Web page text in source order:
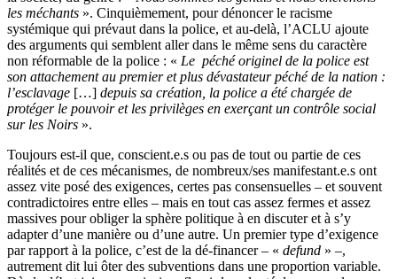
les méchants ». Cinquièmement, pour dénoncer le racisme
systémique qui prévaut dans la police, et au-delà, l’ACLU ajoute
des arguments qui semblent aller dans le même sens du caractère
non réformable de la police : « Le péché originel de la police est
son attachement au premier et plus dévastateur péché de la nation :
l’esclavage […] depuis sa création, la police a été chargée de
protéger le pouvoir et les privilèges en exerçant un contrôle social
sur les Noirs ».
Toujours est-il que, conscient.e.s ou pas de tout ou partie de ces
réalités et de ces mécanismes, de nombreux/ses manifestant.e.s ont
assez vite posé des exigences, certes pas consensuelles – et souvent
contradictoires entre elles – mais en tout cas assez fermes et assez
massives pour obliger la sphère politique à en discuter et à s’y
adapter d’une manière ou d’une autre. Un premier type d’exigence
par rapport à la police, c’est de la dé-financer – « defund » –,
autrement dit lui ôter des subventions dans une proportion variable.